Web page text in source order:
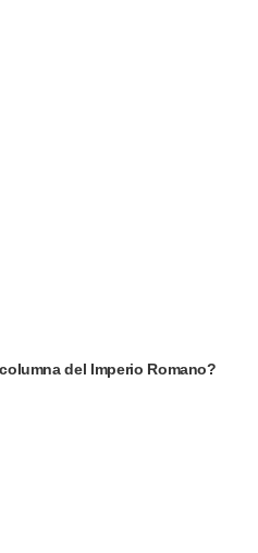
del Imperio Romano?